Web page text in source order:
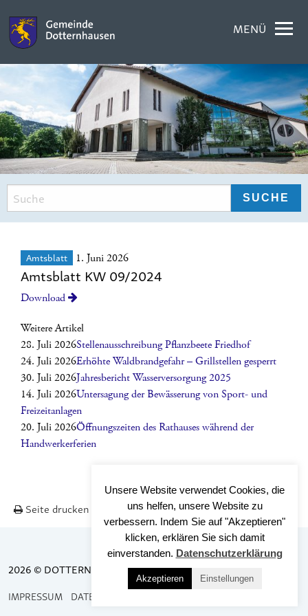
MENÜ
Amtsblatt 1. Juni 2026
Amtsblatt KW 09/2024
Download
Weitere Artikel
28. Juli 2026Stellenausschreibung Pflanzbeete Friedhof
24. Juli 2026Erhöhte Waldbrandgefahr – Grillstellen gesperrt
30. Juli 2026Jahresbericht Wasserversorgung 2025
14. Juli 2026Untersagung der Bewässerung von Sport- und
Freizeitanlagen
20. Juli 2026Öffnungszeiten des Rathauses während der
Handwerkerferien
Seite drucken Nach OBEN
2026 © DOTTERNHAUSEN
IMPRESSUM DATENSCHUTZ
Unsere Website verwendet Cookies, die
uns helfen, unsere Website zu
verbessern. Indem Sie auf "Akzeptieren"
klicken, erklären Sie sich damit
einverstanden. Datenschutzerklärung
Akzeptieren Einstellungen